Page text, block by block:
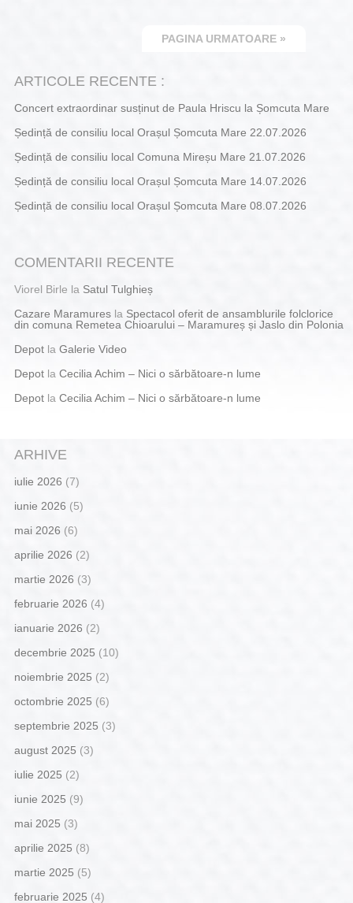
PAGINA URMATOARE »
ARTICOLE RECENTE :
Concert extraordinar susținut de Paula Hriscu la Șomcuta Mare
Ședință de consiliu local Orașul Șomcuta Mare 22.07.2026
Ședință de consiliu local Comuna Mireșu Mare 21.07.2026
Ședință de consiliu local Orașul Șomcuta Mare 14.07.2026
Ședință de consiliu local Orașul Șomcuta Mare 08.07.2026
COMENTARII RECENTE
Viorel Birle la Satul Tulghieș
Cazare Maramuresla Spectacol oferit de ansamblurile folclorice
din comuna Remetea Chioarului – Maramureș și Jaslo din Polonia
Depotla Galerie Video
Depotla Cecilia Achim – Nici o sărbătoare-n lume
Depotla Cecilia Achim – Nici o sărbătoare-n lume
ARHIVE
iulie 2026 (7)
iunie 2026 (5)
mai 2026 (6)
aprilie 2026 (2)
martie 2026 (3)
februarie 2026 (4)
ianuarie 2026 (2)
decembrie 2025 (10)
noiembrie 2025 (2)
octombrie 2025 (6)
septembrie 2025 (3)
august 2025 (3)
iulie 2025 (2)
iunie 2025 (9)
mai 2025 (3)
aprilie 2025 (8)
martie 2025 (5)
februarie 2025 (4)